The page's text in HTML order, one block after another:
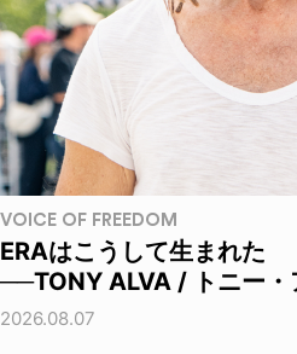
VOICE OF FREEDOM
ERAはこうして生まれた
──TONY ALVA / トニー・
2026.08.07